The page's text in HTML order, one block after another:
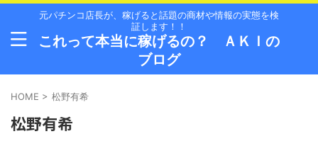
元パチンコ店長が、稼げると話題の商材や情報の実態を検
証します！！
これって本当に稼げるの？ ＡＫＩの
ブログ
HOME > 松野有希
松野有希